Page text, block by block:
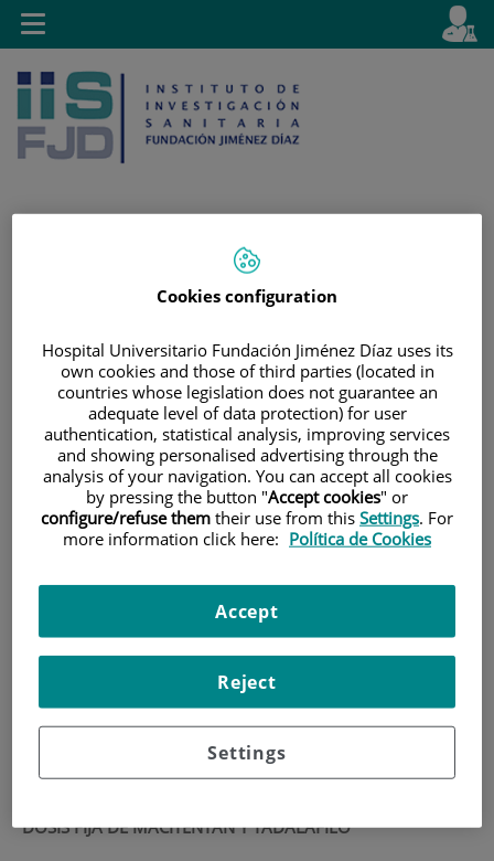
Jump to content
Active
en
Toggle
navigation
HOME|SUPPORT UNITS|CLINICAL TRIALS
MULTICÉNTRICO, DOBLE CIEGO, ALEATORIZADO,
CONTROLADO CON PRODUCTO ACTIVO, TRIPLE
SIMULADO, DE GRUPO PARALELO, SECUENCIAL Y
SEGURIDAD DE LAS MONOTERAPIAS DE MACEITENTÁN Y
TADALAFILO CON LA COMBINACIÓN DE DOSIS FIJA
CORRESPONDIENTE EN PACIENTES CON HIPERTENSIÓN
ARTERIAL PULMONAR (HAP), SEGUIDAS DE UN PERIODO
DOSIS FIJA DE MACITENTÁN Y TADALAFILO
Cookies configuration
Hospital Universitario Fundación Jiménez Díaz uses its
own cookies and those of third parties (located in
countries whose legislation does not guarantee an
adequate level of data protection) for user
authentication, statistical analysis, improving services
and showing personalised advertising through the
analysis of your navigation. You can accept all cookies
by pressing the button "Accept cookies" or
configure/refuse them their use from this Settings. For
more information click here: Política de Cookies
Settings
Reject
Accept